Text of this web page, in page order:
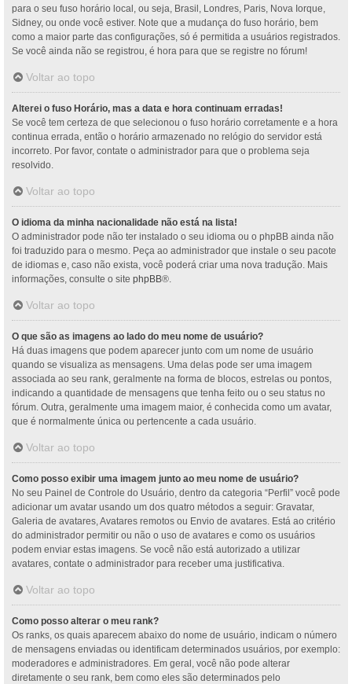
para o seu fuso horário local, ou seja, Brasil, Londres, Paris, Nova Iorque,
Sidney, ou onde você estiver. Note que a mudança do fuso horário, bem
como a maior parte das configurações, só é permitida a usuários registrados.
Se você ainda não se registrou, é hora para que se registre no fórum!
Voltar ao topo
Alterei o fuso Horário, mas a data e hora continuam erradas!
Se você tem certeza de que selecionou o fuso horário corretamente e a hora
continua errada, então o horário armazenado no relógio do servidor está
incorreto. Por favor, contate o administrador para que o problema seja
resolvido.
Voltar ao topo
O idioma da minha nacionalidade não está na lista!
O administrador pode não ter instalado o seu idioma ou o phpBB ainda não
foi traduzido para o mesmo. Peça ao administrador que instale o seu pacote
de idiomas e, caso não exista, você poderá criar uma nova tradução. Mais
informações, consulte o site phpBB®.
Voltar ao topo
O que são as imagens ao lado do meu nome de usuário?
Há duas imagens que podem aparecer junto com um nome de usuário
quando se visualiza as mensagens. Uma delas pode ser uma imagem
associada ao seu rank, geralmente na forma de blocos, estrelas ou pontos,
indicando a quantidade de mensagens que tenha feito ou o seu status no
fórum. Outra, geralmente uma imagem maior, é conhecida como um avatar,
que é normalmente única ou pertencente a cada usuário.
Voltar ao topo
Como posso exibir uma imagem junto ao meu nome de usuário?
No seu Painel de Controle do Usuário, dentro da categoria “Perfil” você pode
adicionar um avatar usando um dos quatro métodos a seguir: Gravatar,
Galeria de avatares, Avatares remotos ou Envio de avatares. Está ao critério
do administrador permitir ou não o uso de avatares e como os usuários
podem enviar estas imagens. Se você não está autorizado a utilizar
avatares, contate o administrador para receber uma justificativa.
Voltar ao topo
Como posso alterar o meu rank?
Os ranks, os quais aparecem abaixo do nome de usuário, indicam o número
de mensagens enviadas ou identificam determinados usuários, por exemplo:
moderadores e administradores. Em geral, você não pode alterar
diretamente o seu rank, bem como eles são determinados pelo